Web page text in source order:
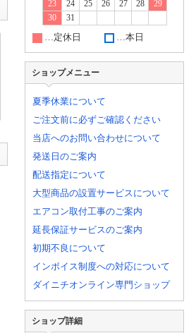
23
24 25 26 27 28
29
30
31
…定休日 …本日
ショップメニュー
夏季休業について
ご注文前に必ずご確認ください
当店へのお問い合わせについて
発送日のご案内
配送指定について
大型商品の設置サービスについて
エアコン取付工事のご案内
延長保証サービスのご案内
初期不良について
インボイス制度への対応について
ダイニチオンライン専門ショップ
ショップ詳細